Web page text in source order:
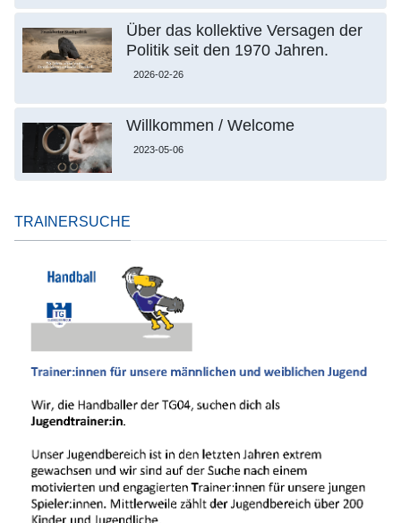
Über das kollektive Versagen der
Politik seit den 1970 Jahren.
2026-02-26
Willkommen / Welcome
2023-05-06
TRAINERSUCHE